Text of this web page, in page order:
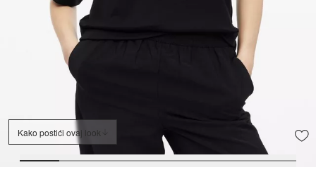
Kako postići ovaj look